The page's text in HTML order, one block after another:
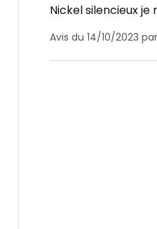
Nickel silencieux
Avis du 14/10/2023 par